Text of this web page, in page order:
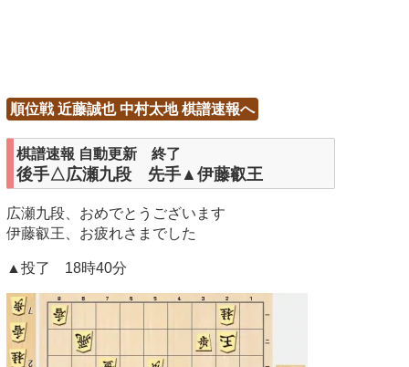
順位戦 近藤誠也 中村太地 棋譜速報へ
棋譜速報 自動更新 終了
後手△広瀬九段 先手▲伊藤叡王
広瀬九段、おめでとうございます
伊藤叡王、お疲れさまでした
▲投了 18時40分